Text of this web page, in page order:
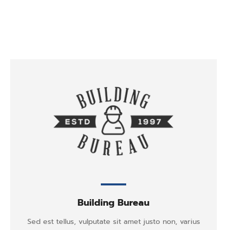
Building Bureau
Sed est tellus, vulputate sit amet justo non, varius